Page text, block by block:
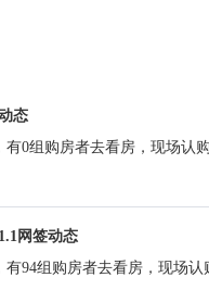
态
有0组购房者去看房，现场认
网签动态
有94组购房者去看房，现场认